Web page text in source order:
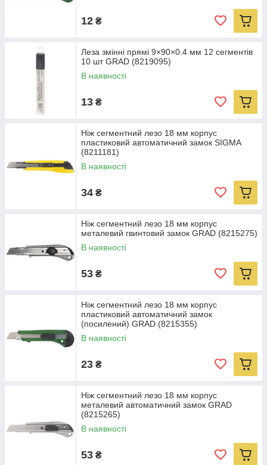
12 ₴
Леза змінні прямі 9×90×0.4 мм 12 сегментів
10 шт GRAD (8219095)
В наявності
13 ₴
Ніж сегментний лезо 18 мм корпус
пластиковий автоматичний замок SIGMA
(8211181)
В наявності
34 ₴
Ніж сегментний лезо 18 мм корпус
металевий гвинтовий замок GRAD (8215275)
В наявності
53 ₴
Ніж сегментний лезо 18 мм корпус
пластиковий автоматичний замок
(посилений) GRAD (8215355)
В наявності
23 ₴
Ніж сегментний лезо 18 мм корпус
металевий автоматичний замок GRAD
(8215265)
В наявності
53 ₴